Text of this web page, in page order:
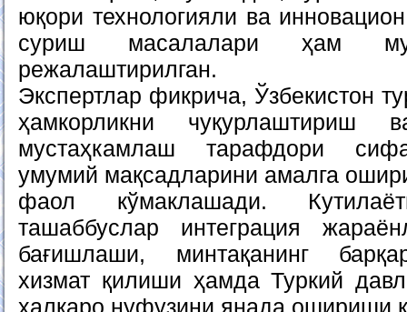
юқори технологияли ва
суриш масалалари ҳам
режалаштирилган.
Экспертлар фикрича, Ўзбекистон
ҳамкорликни чуқурлаштириш
мустаҳкамлаш тарафдори
умумий мақсадларини амалга
фаол кўмаклашади.
ташаббуслар интеграция
бағишлаши, минтақанинг
хизмат қилиши ҳамда Туркий
халқаро нуфузини янада ошириши